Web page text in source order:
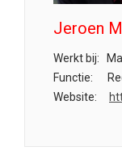
Jeroen
Werkt bij:
Functie:
Website: